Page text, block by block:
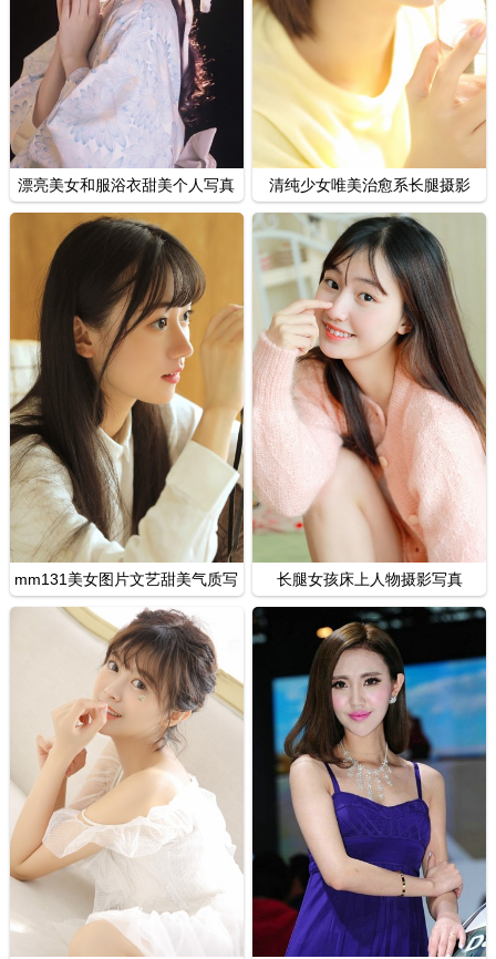
漂亮美女和服浴衣甜美个人写真 清纯少女唯美治愈系长腿摄影
mm131美女图片文艺甜美气质写
长腿女孩床上人物摄影写真